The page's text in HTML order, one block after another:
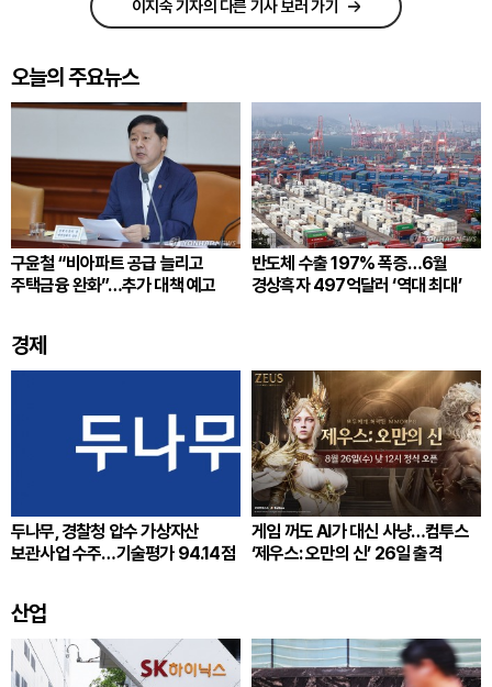
이지숙 기자의 다른 기사 보러 가기
오늘의 주요뉴스
구윤철 “비아파트 공급 늘리고
주택금융 완화”…추가 대책 예고
반도체 수출 197% 폭증…6월
경상흑자 497억달러 ‘역대 최대’
경제
두나무, 경찰청 압수 가상자산
보관사업 수주…기술평가 94.14점
게임 꺼도 AI가 대신 사냥…컴투스
‘제우스: 오만의 신’ 26일 출격
산업